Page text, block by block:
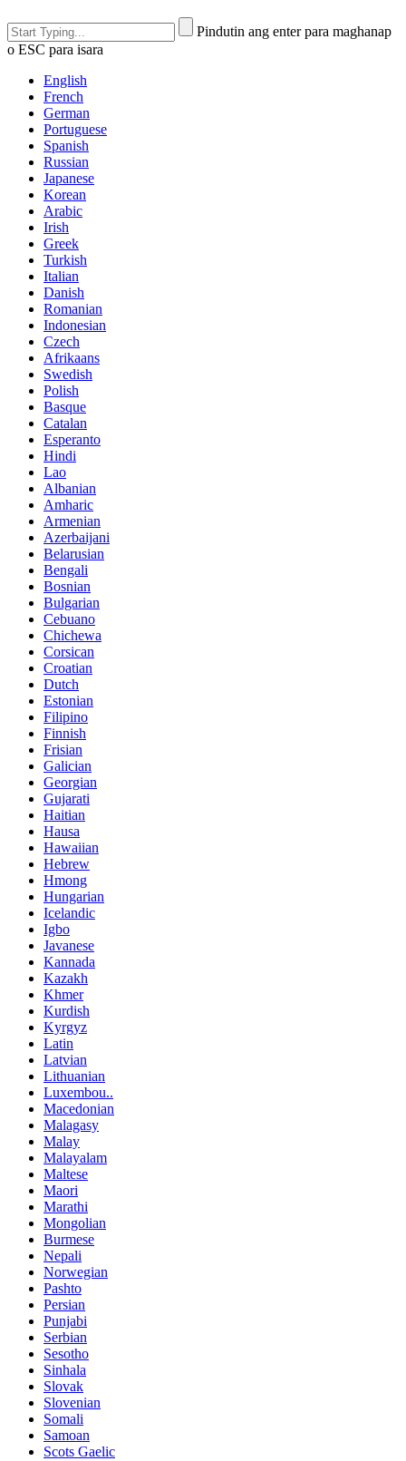
Pindutin ang enter para maghanap
o ESC para isara
English
French
German
Portuguese
Spanish
Russian
Japanese
Korean
Arabic
Irish
Greek
Turkish
Italian
Danish
Romanian
Indonesian
Czech
Afrikaans
Swedish
Polish
Basque
Catalan
Esperanto
Hindi
Lao
Albanian
Amharic
Armenian
Azerbaijani
Belarusian
Bengali
Bosnian
Bulgarian
Cebuano
Chichewa
Corsican
Croatian
Dutch
Estonian
Filipino
Finnish
Frisian
Galician
Georgian
Gujarati
Haitian
Hausa
Hawaiian
Hebrew
Hmong
Hungarian
Icelandic
Igbo
Javanese
Kannada
Kazakh
Khmer
Kurdish
Kyrgyz
Latin
Latvian
Lithuanian
Luxembou..
Macedonian
Malagasy
Malay
Malayalam
Maltese
Maori
Marathi
Mongolian
Burmese
Nepali
Norwegian
Pashto
Persian
Punjabi
Serbian
Sesotho
Sinhala
Slovak
Slovenian
Somali
Samoan
Scots Gaelic